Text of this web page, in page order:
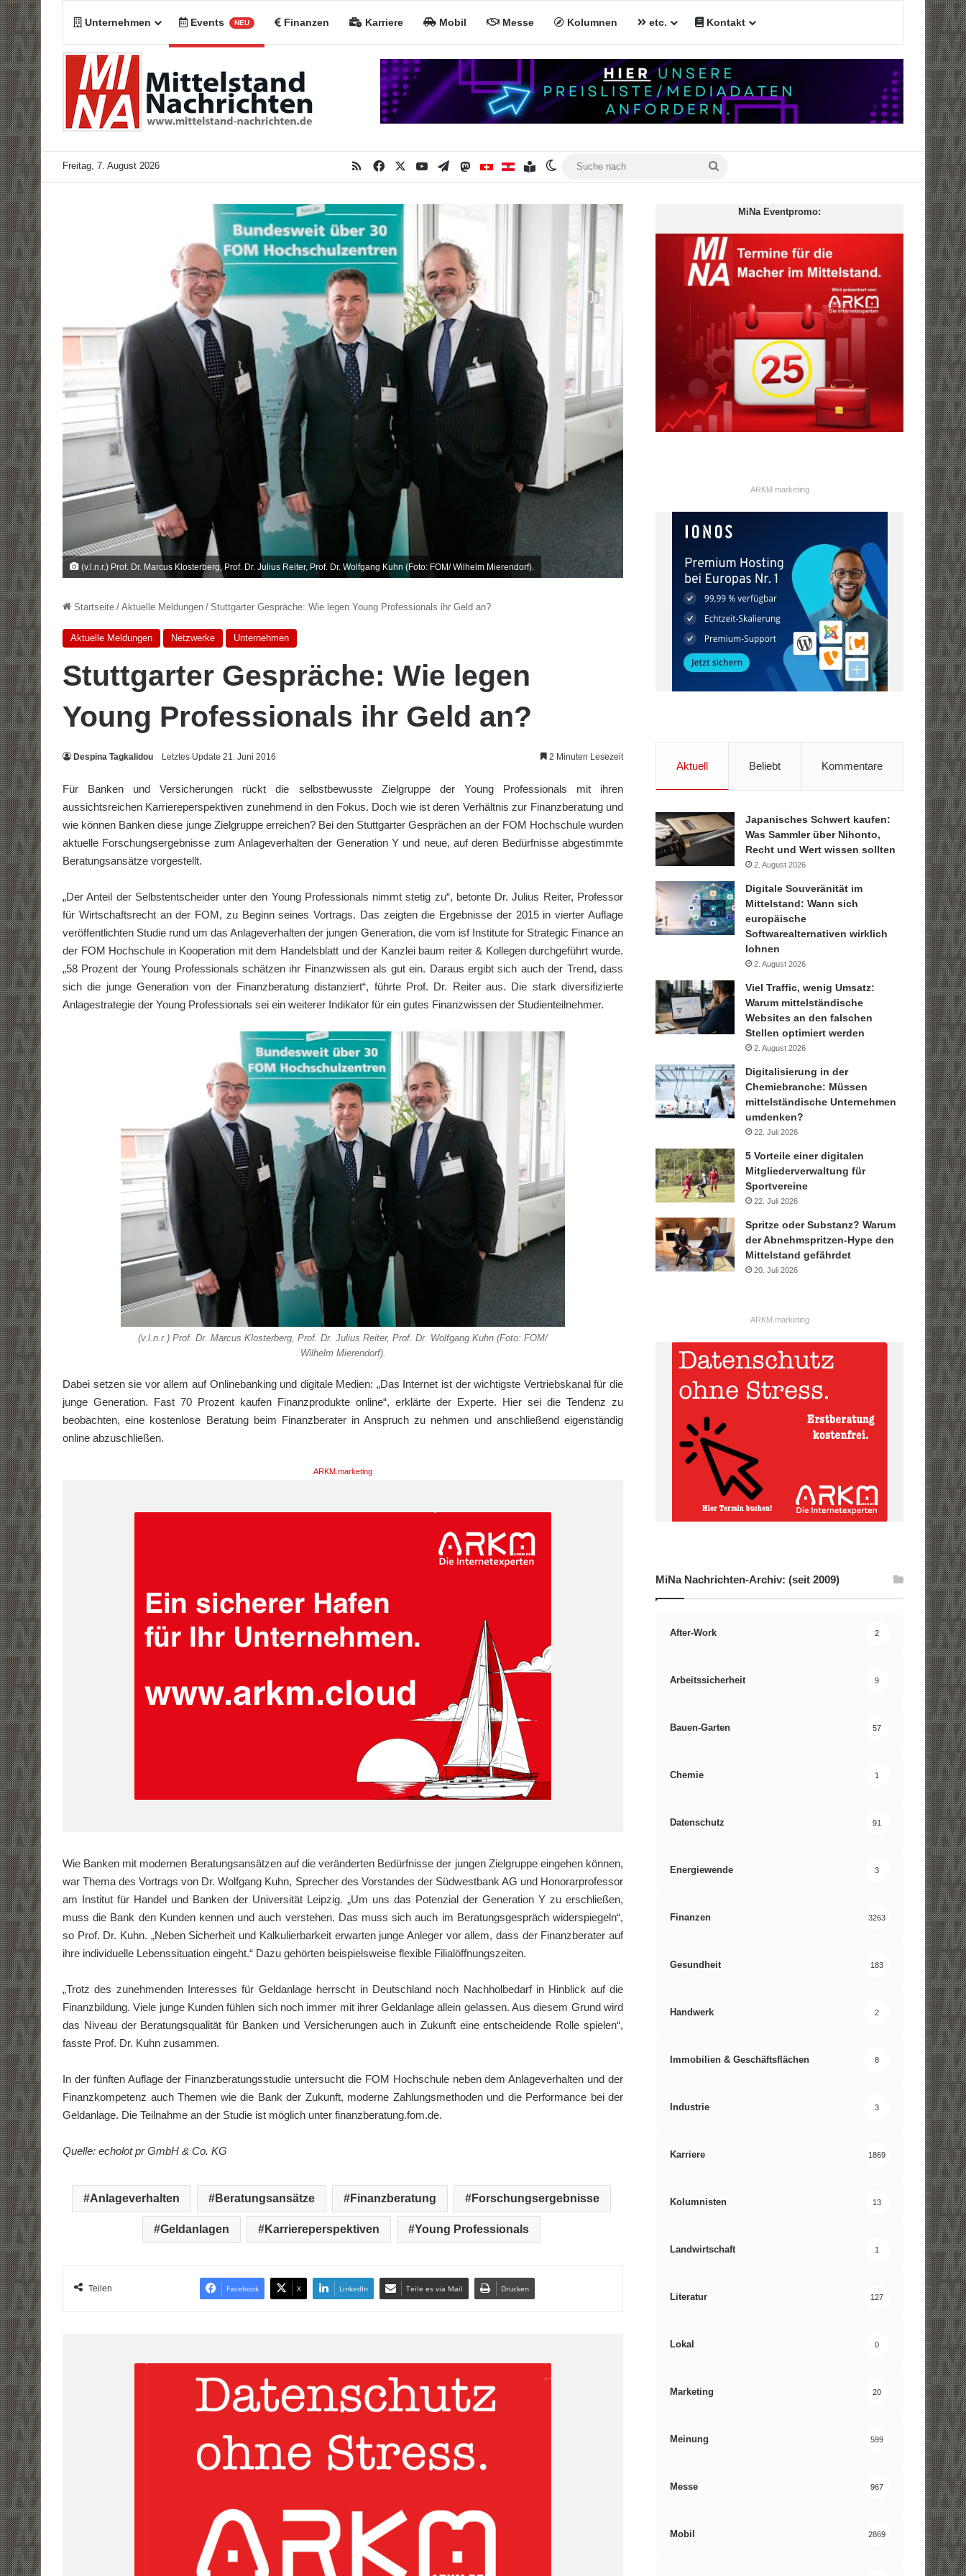
Unternehmen Events NEU Finanzen Karriere Mobil Messe Kolumnen etc. Kontakt
Freitag, 7. August 2026 RSSFacebookYouTubeTelegramMastodonMiNa CHMiNa AT
Inhaltsverzeichnis
Skin umschalten
(v.l.n.r.) Prof. Dr. Marcus Klosterberg, Prof. Dr. Julius Reiter, Prof. Dr. Wolfgang Kuhn (Foto: FOM/ Wilhelm Mierendorf).
Startseite / Aktuelle Meldungen / Stuttgarter Gespräche: Wie legen Young Professionals ihr Geld an?
Aktuelle Meldungen Netzwerke Unternehmen
Stuttgarter Gespräche: Wie legen
Young Professionals ihr Geld an?
Despina Tagkalidou Letztes Update 21. Juni 2016 2 Minuten Lesezeit
Für Banken und Versicherungen rückt die selbstbewusste Zielgruppe der Young Professionals mit ihren
aussichtsreichen Karriereperspektiven zunehmend in den Fokus. Doch wie ist deren Verhältnis zur Finanzberatung und
wie können Banken diese junge Zielgruppe erreichen? Bei den Stuttgarter Gesprächen an der FOM Hochschule wurden
aktuelle Forschungsergebnisse zum Anlageverhalten der Generation Y und neue, auf deren Bedürfnisse abgestimmte
Beratungsansätze vorgestellt.
„Der Anteil der Selbstentscheider unter den Young Professionals nimmt stetig zu“, betonte Dr. Julius Reiter, Professor
für Wirtschaftsrecht an der FOM, zu Beginn seines Vortrags. Das zeigten die Ergebnisse der 2015 in vierter Auflage
veröffentlichten Studie rund um das Anlageverhalten der jungen Generation, die vom isf Institute for Strategic Finance an
der FOM Hochschule in Kooperation mit dem Handelsblatt und der Kanzlei baum reiter & Kollegen durchgeführt wurde.
„58 Prozent der Young Professionals schätzen ihr Finanzwissen als gut ein. Daraus ergibt sich auch der Trend, dass
sich die junge Generation von der Finanzberatung distanziert“, führte Prof. Dr. Reiter aus. Die stark diversifizierte
Anlagestrategie der Young Professionals sei ein weiterer Indikator für ein gutes Finanzwissen der Studienteilnehmer.
(v.l.n.r.) Prof. Dr. Marcus Klosterberg, Prof. Dr. Julius Reiter, Prof. Dr. Wolfgang Kuhn (Foto: FOM/
Wilhelm Mierendorf).
Dabei setzen sie vor allem auf Onlinebanking und digitale Medien: „Das Internet ist der wichtigste Vertriebskanal für die
junge Generation. Fast 70 Prozent kaufen Finanzprodukte online“, erklärte der Experte. Hier sei die Tendenz zu
beobachten, eine kostenlose Beratung beim Finanzberater in Anspruch zu nehmen und anschließend eigenständig
online abzuschließen.
ARKM.marketing
Wie Banken mit modernen Beratungsansätzen auf die veränderten Bedürfnisse der jungen Zielgruppe eingehen können,
war Thema des Vortrags von Dr. Wolfgang Kuhn, Sprecher des Vorstandes der Südwestbank AG und Honorarprofessor
am Institut für Handel und Banken der Universität Leipzig. „Um uns das Potenzial der Generation Y zu erschließen,
muss die Bank den Kunden kennen und auch verstehen. Das muss sich auch im Beratungsgespräch widerspiegeln“,
so Prof. Dr. Kuhn. „Neben Sicherheit und Kalkulierbarkeit erwarten junge Anleger vor allem, dass der Finanzberater auf
ihre individuelle Lebenssituation eingeht.“ Dazu gehörten beispielsweise flexible Filialöffnungszeiten.
„Trotz des zunehmenden Interesses für Geldanlage herrscht in Deutschland noch Nachholbedarf in Hinblick auf die
Finanzbildung. Viele junge Kunden fühlen sich noch immer mit ihrer Geldanlage allein gelassen. Aus diesem Grund wird
das Niveau der Beratungsqualität für Banken und Versicherungen auch in Zukunft eine entscheidende Rolle spielen“,
fasste Prof. Dr. Kuhn zusammen.
In der fünften Auflage der Finanzberatungsstudie untersucht die FOM Hochschule neben dem Anlageverhalten und der
Finanzkompetenz auch Themen wie die Bank der Zukunft, moderne Zahlungsmethoden und die Performance bei der
Geldanlage. Die Teilnahme an der Studie ist möglich unter finanzberatung.fom.de.
Quelle: echolot pr GmbH & Co. KG
Anlageverhalten Beratungsansätze Finanzberatung Forschungsergebnisse
Geldanlagen Karriereperspektiven Young Professionals
Teilen Facebook X LinkedIn Teile es via Mail Drucken
MiNa Eventpromo:
ARKM.marketing
Aktuell Beliebt Kommentare
Japanisches Schwert kaufen:
Was Sammler über Nihonto,
Recht und Wert wissen sollten
2. August 2026
Digitale Souveränität im
Mittelstand: Wann sich
europäische
Softwarealternativen wirklich
lohnen
2. August 2026
Viel Traffic, wenig Umsatz:
Warum mittelständische
Websites an den falschen
Stellen optimiert werden
2. August 2026
Digitalisierung in der
Chemiebranche: Müssen
mittelständische Unternehmen
umdenken?
22. Juli 2026
5 Vorteile einer digitalen
Mitgliederverwaltung für
Sportvereine
22. Juli 2026
Spritze oder Substanz? Warum
der Abnehmspritzen-Hype den
Mittelstand gefährdet
20. Juli 2026
ARKM.marketing
MiNa Nachrichten-Archiv: (seit 2009)
After-Work 2
Arbeitssicherheit 9
Bauen-Garten 57
Chemie 1
Datenschutz 91
Energiewende 3
Finanzen 3263
Gesundheit 183
Handwerk 2
Immobilien & Geschäftsflächen 8
Industrie 3
Karriere 1869
Kolumnisten 13
Landwirtschaft 1
Literatur 127
Lokal 0
Marketing 20
Meinung 599
Messe 967
Mobil 2869